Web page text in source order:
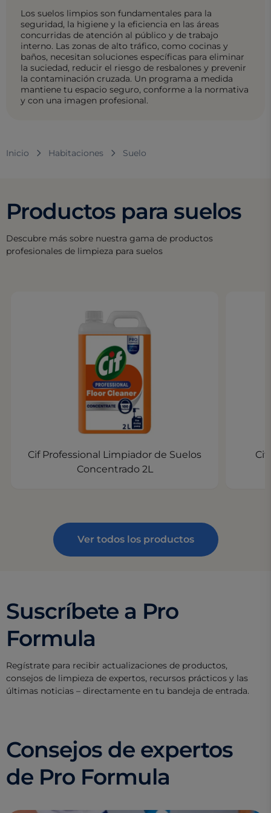
Los suelos limpios son fundamentales para la
seguridad, la higiene y la eficiencia en las áreas
concurridas de atención al público y de trabajo
interno. Las zonas de alto tráfico, como cocinas y
baños, necesitan soluciones específicas para eliminar
la suciedad, reducir el riesgo de resbalones y prevenir
la contaminación cruzada. Un programa a medida
mantiene tu espacio seguro, conforme a la normativa
y con una imagen profesional.
Inicio Habitaciones Suelo
Productos para suelos
Descubre más sobre nuestra gama de productos
profesionales de limpieza para suelos
Cif Professional Limpiador de Suelos
Concentrado 2L
Cif
Ver todos los productos
Suscríbete a Pro
Formula
Regístrate para recibir actualizaciones de productos,
consejos de limpieza de expertos, recursos prácticos y las
últimas noticias – directamente en tu bandeja de entrada.
Consejos de expertos
de Pro Formula